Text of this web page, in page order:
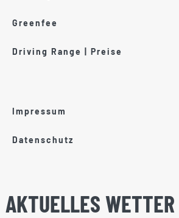
Greenfee
Driving Range | Preise
Impressum
Datenschutz
AKTUELLES WETTER